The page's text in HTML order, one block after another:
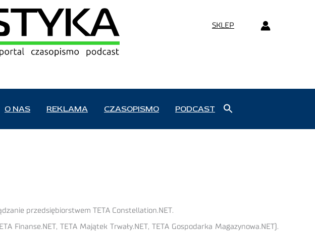
SKLEP
O NAS REKLAMA CZASOPISMO PODCAST
przedsiębiorstwem TETA Constellation.NET.
Finanse.NET, TETA Majątek Trwały.NET, TETA Gospodarka Magazynowa.NET).